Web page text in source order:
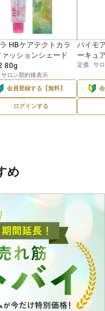
HBケアテクトカラ
ァッションシェード
80g
サロン契約後表示
会員登録する【無料】
ログインする
パイモ
ーキュ
定価 : サ
め